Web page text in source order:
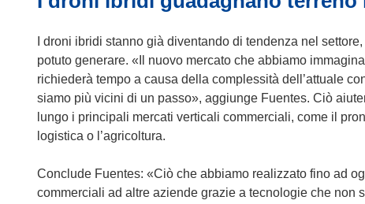
u
o
s
I droni ibridi stanno già diventando di tendenza nel
potuto generare. «Il nuovo mercato che abbiamo
richiederà tempo a causa della complessità dell’attuale
siamo più vicini di un passo», aggiunge Fuentes. Ciò
lungo i principali mercati verticali commerciali, come il
logistica o l’agricoltura.
Conclude Fuentes: «Ciò che abbiamo realizzato fino ad
commerciali ad altre aziende grazie a tecnologie che non